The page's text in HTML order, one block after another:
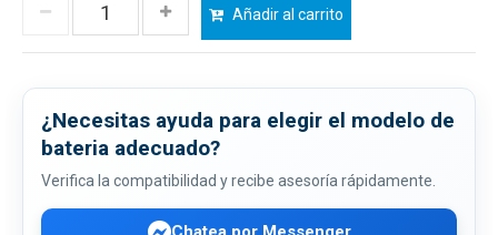
Añadir al carrito
¿Necesitas ayuda para elegir el modelo de
bateria adecuado?
Verifica la compatibilidad y recibe asesoría rápidamente.